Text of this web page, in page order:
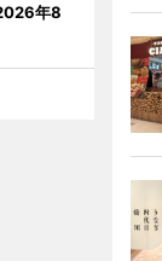
年8